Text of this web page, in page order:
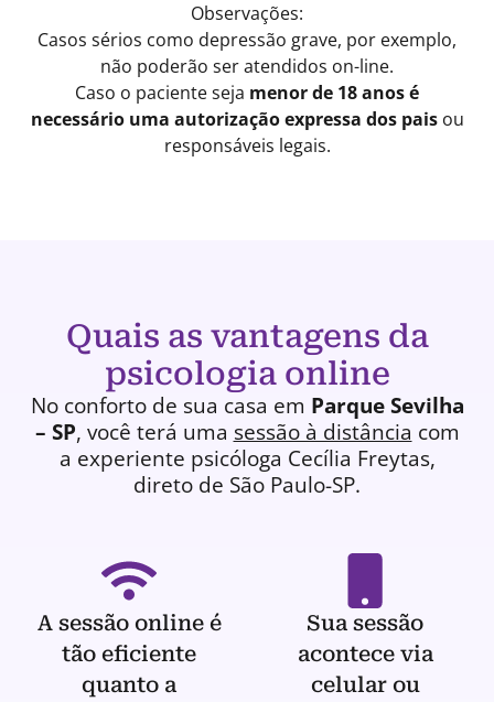
Observações:
Casos sérios como depressão grave, por exemplo,
não poderão ser atendidos on-line.
Caso o paciente seja menor de 18 anos é
necessário uma autorização expressa dos paisou
responsáveis legais.
Quais as vantagens da
psicologia online
No conforto de sua casa em Parque Sevilha
– SP, você terá uma sessão à distância com
a experiente psicóloga Cecília Freytas,
direto de São Paulo-SP.
A sessão online é
tão eficiente
quanto a
Sua sessão
acontece via
celular ou